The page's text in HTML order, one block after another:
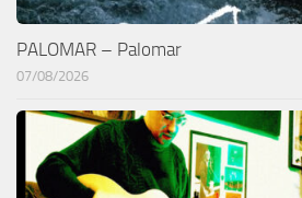
PALOMAR – Palomar
07/08/2026